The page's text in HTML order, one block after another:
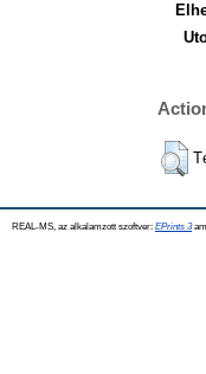
REAL-MS, az alkalamzott szoftver: EPrints 3